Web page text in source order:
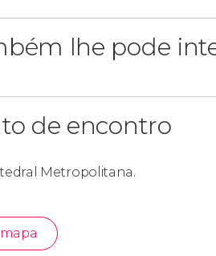
lhe pode
de encontro
Metropolitana.